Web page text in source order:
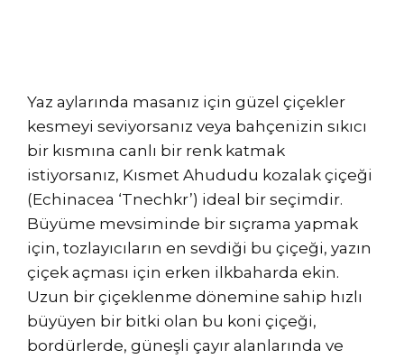
Yaz aylarında masanız için güzel çiçekler
kesmeyi seviyorsanız veya bahçenizin sıkıcı
bir kısmına canlı bir renk katmak
istiyorsanız, Kısmet Ahududu kozalak çiçeği
(Echinacea ‘Tnechkr’) ideal bir seçimdir.
Büyüme mevsiminde bir sıçrama yapmak
için, tozlayıcıların en sevdiği bu çiçeği, yazın
çiçek açması için erken ilkbaharda ekin.
Uzun bir çiçeklenme dönemine sahip hızlı
büyüyen bir bitki olan bu koni çiçeği,
bordürlerde, güneşli çayır alanlarında ve